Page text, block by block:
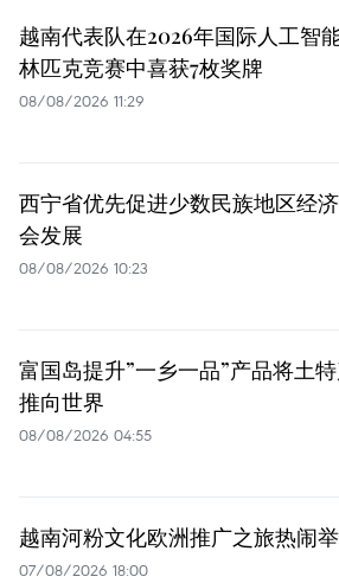
越南代表队在2026年国际人工智
林匹克竞赛中喜获7枚奖牌
08/08/2026 11:29
西宁省优先促进少数民族地区经
会发展
08/08/2026 10:23
富国岛提升”一乡一品”产品将土
推向世界
08/08/2026 04:55
越南河粉文化欧洲推广之旅热闹
07/08/2026 18:00